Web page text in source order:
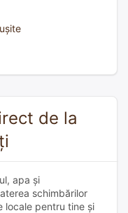
de la
apa și
schimbărilor
locale pentru tine și